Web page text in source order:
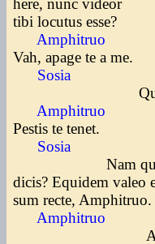
here, nunc videor
tibi locutus esse?
Amphitruo
Vah, apage te a me.
Sosia
Quid est
Amphitruo
Pestis te tenet.
Sosia
Nam quor
dicis? Equidem valeo
sum recte, Amphitruo.
Amphitruo
At te ego